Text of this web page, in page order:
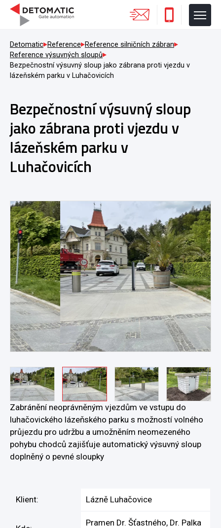
Detomatic Reference
Reference silničních zábran
Reference výsuvných sloupů
Bezpečnostní výsuvný sloup jako zábrana proti vjezdu v
lázeňském parku v Luhačovicích
Bezpečnostní výsuvný sloup
jako zábrana proti vjezdu v
lázeňském parku v
Luhačovicích
Zabránění neoprávněným vjezdům ve vstupu do
luhačovického lázeňského parku s možností volného
průjezdu pro udržbu a umožněním neomezeného
pohybu chodců zajišťuje automatický výsuvný sloup
doplněný o pevné sloupky
Klient: Lázně Luhačovice
Pramen Dr. Šťastného, Dr. Palka